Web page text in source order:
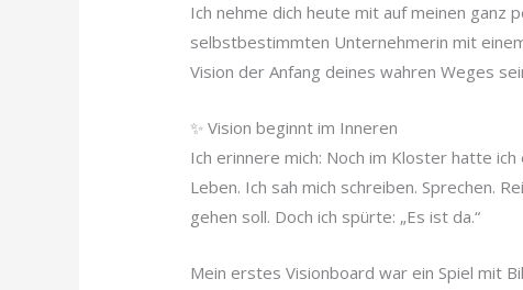
Ich nehme dich heute mit auf meinen ganz
selbstbestimmten Unternehmerin mit
Vision der Anfang deines wahren Weges
✨ Vision beginnt im Inneren
Ich erinnere mich: Noch im Kloster hatte
Leben. Ich sah mich schreiben. Sprechen.
gehen soll. Doch ich spürte: „Es ist da.“
Mein erstes Visionboard war ein Spiel mit